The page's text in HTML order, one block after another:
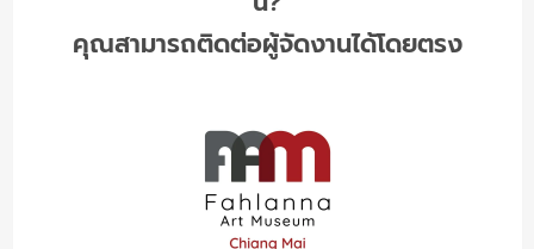
คุณสามารถติดต่อผู้จัดงานได้โดยตรง